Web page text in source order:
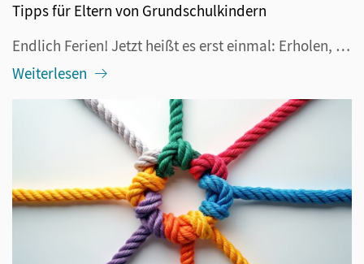
Tipps für Eltern von Grundschulkindern
Endlich Ferien! Jetzt heißt es erst einmal: Erholen, ausschlafen, nur das tun, wozu man Lust hat und in den Urlaub fahren. Aber deswegen muss ja nicht das Denken und Lernen eingestellt werden. Tatsächlich funktioniert das sowieso nicht, denn schließlich lernt das Gehirn immer und es lernt gern. Dazu...
Weiterlesen